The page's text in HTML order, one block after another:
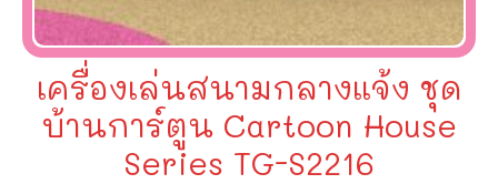
เครื่องเล่นสนามกลางแจ้ง ชุด
บ้านการ์ตูน Cartoon House
Series TG-S2216